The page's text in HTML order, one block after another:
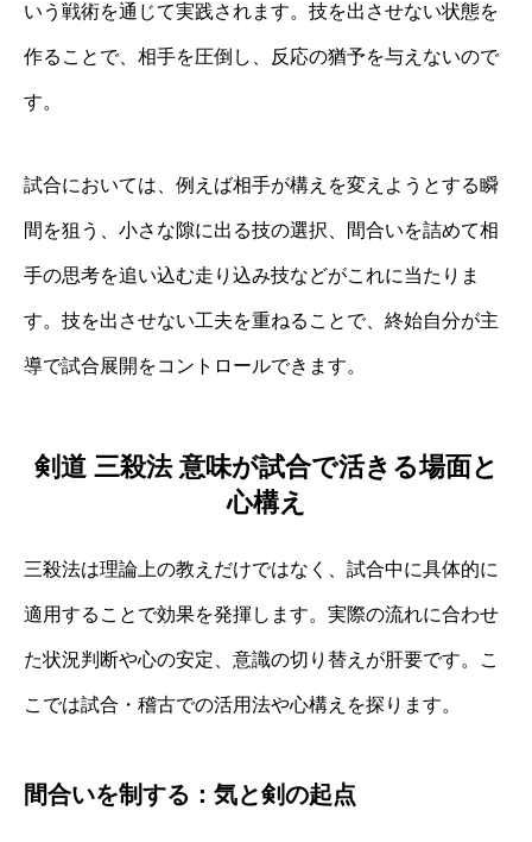
いう戦術を通じて実践されます。技を出させない状態を
作ることで、相手を圧倒し、反応の猶予を与えないので
す。
試合においては、例えば相手が構えを変えようとする瞬
間を狙う、小さな隙に出る技の選択、間合いを詰めて相
手の思考を追い込む走り込み技などがこれに当たりま
す。技を出させない工夫を重ねることで、終始自分が主
導で試合展開をコントロールできます。
剣道 三殺法 意味が試合で活きる場面と
心構え
三殺法は理論上の教えだけではなく、試合中に具体的に
適用することで効果を発揮します。実際の流れに合わせ
た状況判断や心の安定、意識の切り替えが肝要です。こ
こでは試合・稽古での活用法や心構えを探ります。
間合いを制する：気と剣の起点